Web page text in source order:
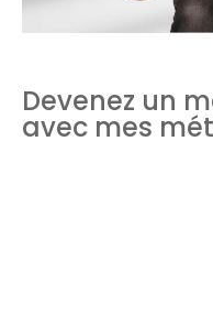
Devenez un
avec mes